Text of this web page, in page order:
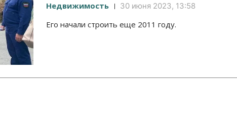
Недвижимость 30 июня 2023, 13:58
Его начали строить еще 2011 году.